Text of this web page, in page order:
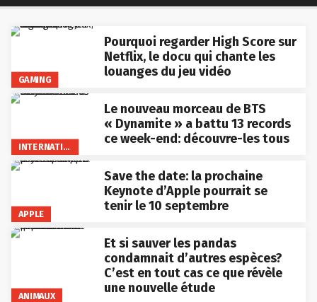
GAMING
Pourquoi regarder High Score sur
Netflix, le docu qui chante les
louanges du jeu vidéo
INTERNATIONAL
Le nouveau morceau de BTS
« Dynamite » a battu 13 records
ce week-end: découvre-les tous
APPLE
Save the date: la prochaine
Keynote d’Apple pourrait se
tenir le 10 septembre
ANIMAUX
Et si sauver les pandas
condamnait d’autres espèces?
C’est en tout cas ce que révèle
une nouvelle étude